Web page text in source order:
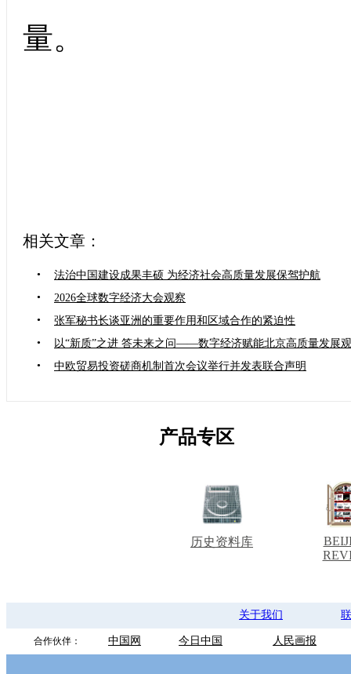
量。
相关文章：
•
法治中国建设成果丰硕 为经济社会高质量发展保驾护航
•
2026全球数字经济大会观察
•
张军秘书长谈亚洲的重要作用和区域合作的紧迫性
•
以“新质”之进 答未来之问——数字经济赋能北京高质量发展
•
中欧贸易投资磋商机制首次会议举行并发表联合声明
产品专区
历史资料库
关于我们
合作伙伴： 中国网 今日中国 人民画报